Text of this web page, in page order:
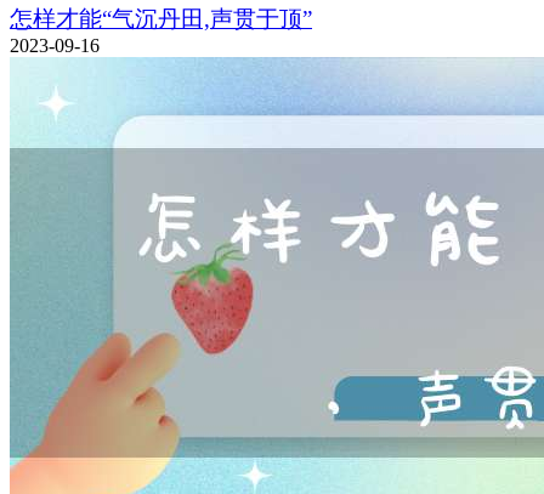
怎样才能“气沉丹田,声贯于顶”
2023-09-16